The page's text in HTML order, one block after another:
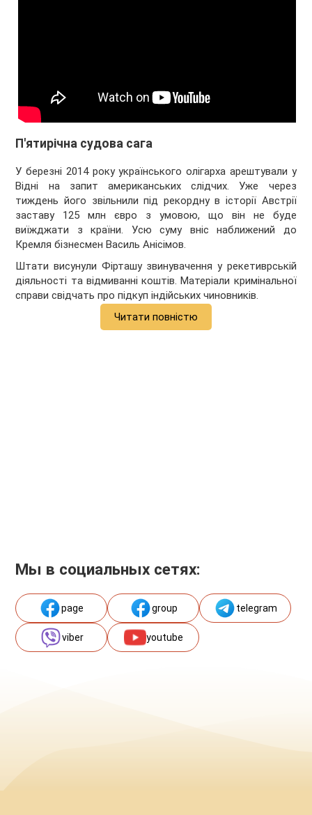
П'ятирічна судова сага
У березні 2014 року українського олігарха арештували у
Відні на запит американських слідчих. Уже через
тиждень його звільнили під рекордну в історії Австрії
заставу 125 млн євро з умовою, що він не буде
виїжджати з країни. Усю суму вніс наближений до
Кремля бізнесмен Василь Анісімов.
Штати висунули Фірташу звинувачення у рекетиврській
діяльності та відмиванні коштів. Матеріали кримінальної
справи свідчать про підкуп індійських чиновників.
Читати повністю
Мы в социальных сетях:
page group telegram
viber youtube